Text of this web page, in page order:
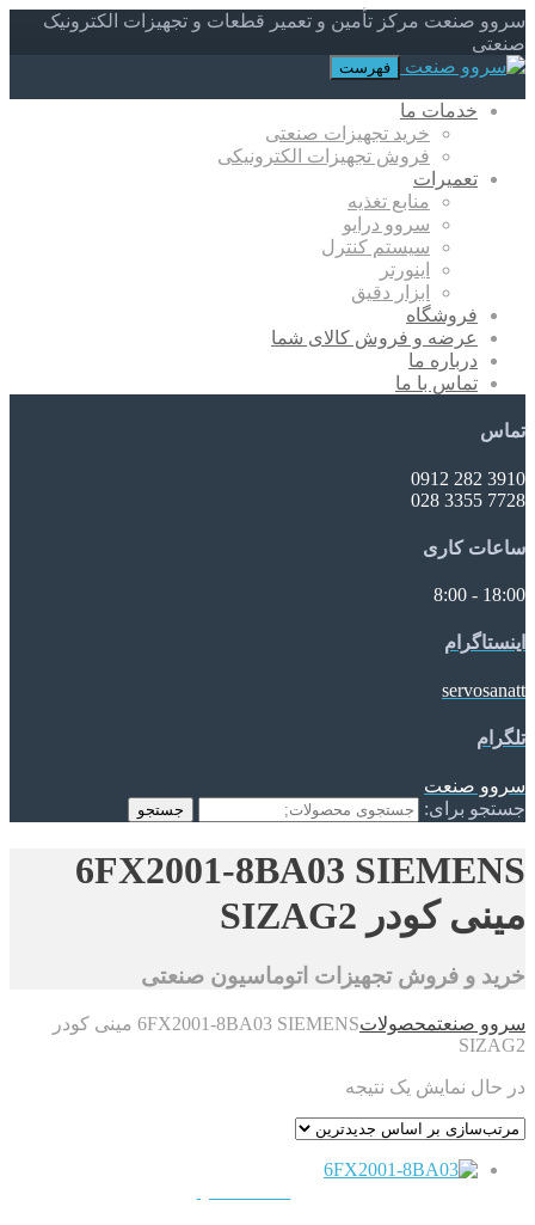
سروو صنعت مرکز تأمین و تعمیر قطعات و تجهیزات الکترونیک
صنعتی
فهرست
خدمات ما
خرید تجهیزات صنعتی
فروش تجهیزات الکترونیکی
تعمیرات
منابع تغذیه
سروو درایو
سیستم کنترل
اینورتر
ابزار دقیق
فروشگاه
عرضه و فروش کالای شما
درباره ما
تماس با ما
تماس
3910 282 0912
7728 3355 028
ساعات کاری
18:00 - 8:00
اینستاگرام
servosanatt
تلگرام
سروو صنعت
جستجو برای:
جستجو
6FX2001-8BA03 SIEMENS
مینی کودر SIZAG2
خرید و فروش تجهیزات اتوماسیون صنعتی
سروو صنعتمحصولات
6FX2001-8BA03 SIEMENS مینی کودر
SIZAG2
در حال نمایش یک نتیجه